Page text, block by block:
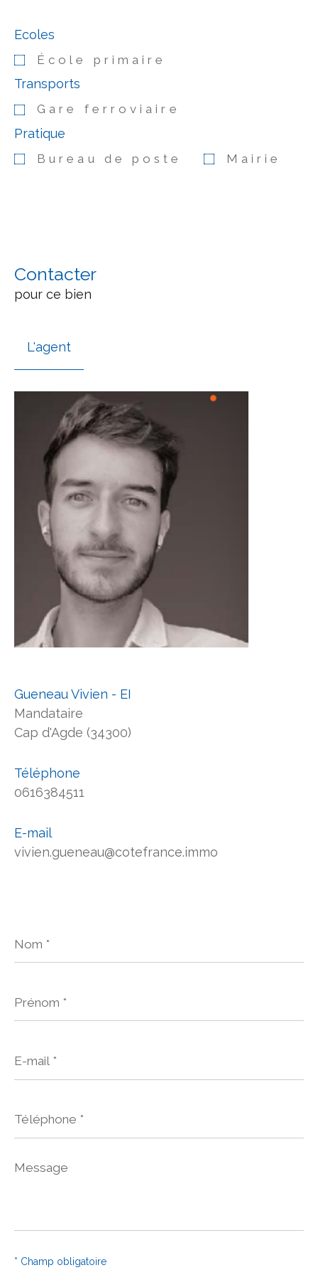
Ecoles
École primaire
Transports
Gare ferroviaire
Pratique
Bureau de poste Mairie
Contacter
pour ce bien
L'agent
Gueneau Vivien - EI
Mandataire
Cap d'Agde (34300)
Téléphone
0616384511
E-mail
vivien.gueneau@cotefrance.immo
*
*
mail
*
Message
*
* Champ obligatoire